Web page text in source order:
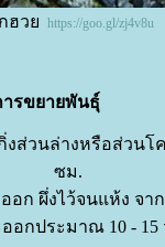
ฮว https://goo.gl/zj4v8u
ารขยายพันธุ์
ส่วนล่างหรือส่วนโ
ซม.
อก ผึ่งไว้จนแห้ง จา
ออกประมาณ 10 - 15